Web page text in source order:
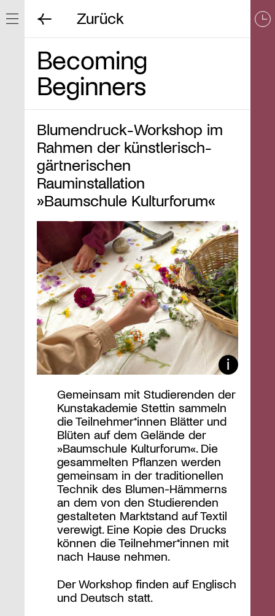
Navigation ein/ausblenden
Zurück
Becoming
Beginners
Blumendruck-Workshop im
Rahmen der künstlerisch-
gärtnerischen
Rauminstallation
»Baumschule Kulturforum«
Gemeinsam mit Studierenden der
Kunstakademie Stettin sammeln
die Teilnehmer*innen Blätter und
Blüten auf dem Gelände der
»Baumschule Kulturforum«. Die
gesammelten Pflanzen werden
gemeinsam in der traditionellen
Technik des Blumen-Hämmerns
an dem von den Studierenden
gestalteten Marktstand auf Textil
verewigt. Eine Kopie des Drucks
können die Teilnehmer*innen mit
nach Hause nehmen.
Der Workshop finden auf Englisch
und Deutsch statt.